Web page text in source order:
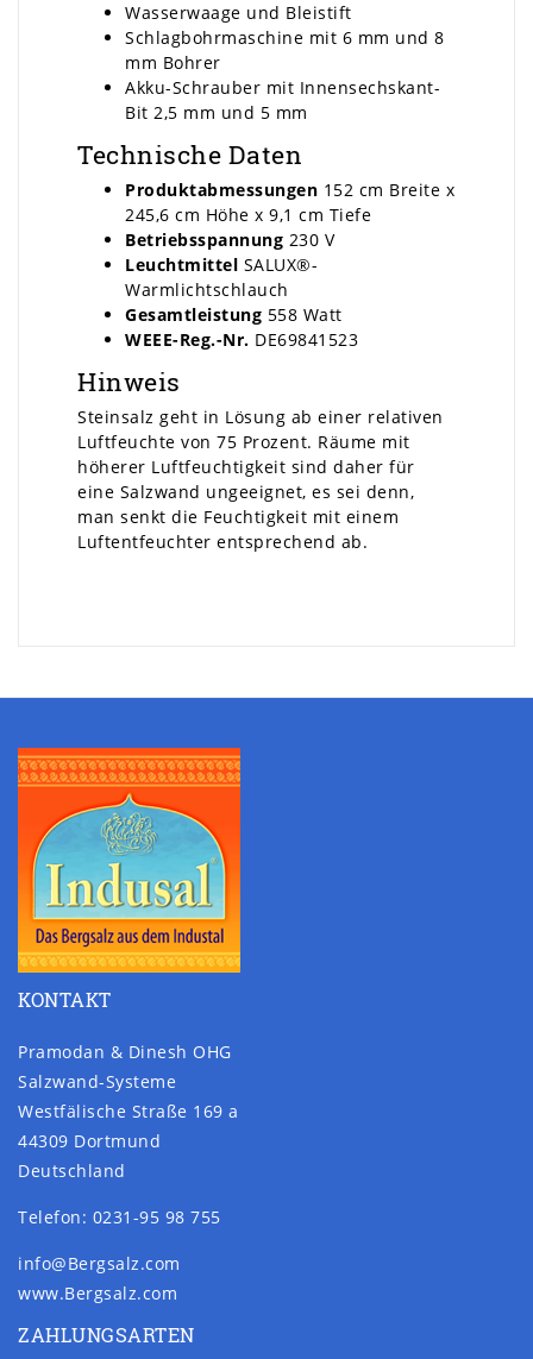
Wasserwaage und Bleistift
Schlagbohrmaschine mit 6 mm und 8
mm Bohrer
Akku-Schrauber mit Innensechskant-
Bit 2,5 mm und 5 mm
Technische Daten
Produktabmessungen 152 cm Breite x
245,6 cm Höhe x 9,1 cm Tiefe
Betriebsspannung 230 V
Leuchtmittel SALUX®-
Warmlichtschlauch
Gesamtleistung 558 Watt
WEEE-Reg.-Nr. DE69841523
Hinweis
Steinsalz geht in Lösung ab einer relativen
Luftfeuchte von 75 Prozent. Räume mit
höherer Luftfeuchtigkeit sind daher für
eine Salzwand ungeeignet, es sei denn,
man senkt die Feuchtigkeit mit einem
Luftentfeuchter entsprechend ab.
KONTAKT
Pramodan & Dinesh OHG
Salzwand-Systeme
Westfälische Straße 169 a
44309 Dortmund
Deutschland
Telefon: 0231-95 98 755
info@Bergsalz.com
www.Bergsalz.com
ZAHLUNGSARTEN